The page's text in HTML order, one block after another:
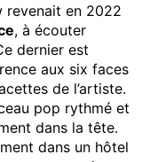
revenait en 2022
, à écouter
dernier est
aux six faces
de l’artiste.
pop rythmé et
dans la tête.
dans un hôtel